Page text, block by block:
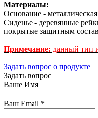
Материалы:
Основание -
Сиденье - деревянные
покрытые защитным
Примечание: данный тип
Задать вопрос о продукте
Задать вопрос
Ваше Имя
Ваш Email *